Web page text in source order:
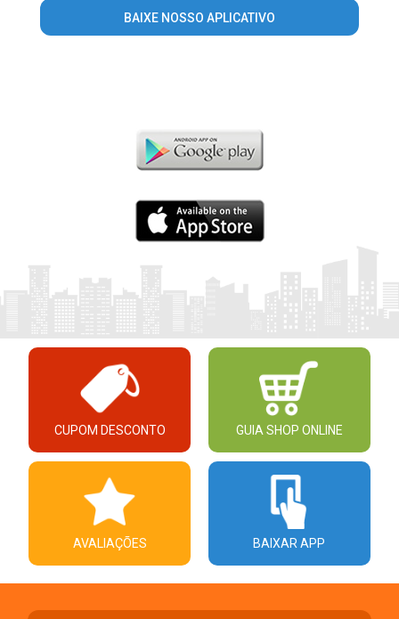
BAIXE NOSSO APLICATIVO
CUPOM DESCONTO GUIA SHOP ONLINE
AVALIAÇÕES BAIXAR APP